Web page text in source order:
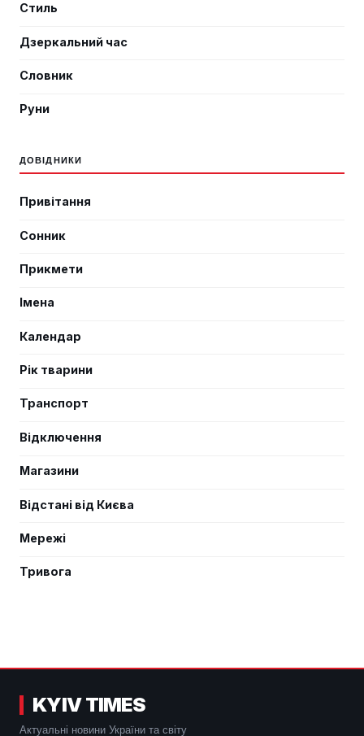
Стиль
Дзеркальний час
Словник
Руни
ДОВІДНИКИ
Привітання
Сонник
Прикмети
Імена
Календар
Рік тварини
Транспорт
Відключення
Магазини
Відстані від Києва
Мережі
Тривога
KYIV TIMES
Актуальні новини України та світу